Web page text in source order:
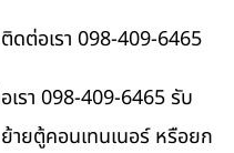
ต่อเรา 098-409-6465
รา 098-409-6465 รับ
ยตู้คอนเทนเนอร์ หรือยก